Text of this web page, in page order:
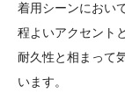
着用シーンにおい
程よいアクセント
耐久性と相まって
います。